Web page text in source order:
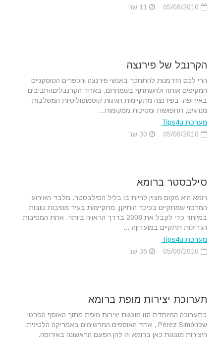
הקרנבל של פירנצה
הרי לכם הזדמנות להתחכך באנשי פירנצה והכפרים הטוסקניים
המקיפים אותה ולהשתתף בשמחתם, באחד הקרנבליםהחביבים
באירופה. בפירנצה מתקיימות חגיגות קוסמופוליטיות המשלבות
מנהגים, תחפושות ומסיכות ממקומות...
מערכת Tips4u
סילבסטר ברומא
רומא היא מקום מצוין להיות בו בליל הסילבסטר. מלבד האירוע
המרכזי שמתקיים בכיכר הותיקן, מתקיימות בעיר מסיבות טובות
במיוחד כדי לקבל את 2008 בדרך הראויה ביותר. אחת המסיבות
הגדולות תתקיים במועדוןה-...
מערכת Tips4u
תערוכת יצירות מופת ברומא
בתערוכה המיוחדת הזו מוצגות יצירות מופת מתוך האוסף הפרטי
שלPérez Simón , אחד האוספים המרשימים באמריקה הלטינית.
היצירות מוצגות כאן ברומא וזו להן הפעם הראשונה באירופה.